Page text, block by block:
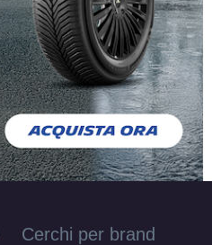
Cerchi per brand